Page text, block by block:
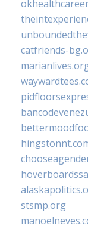
catfriends-
stsmp.org